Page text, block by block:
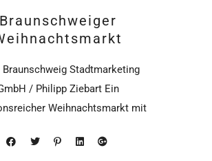
Braunschweiger
Braunschweig Stadtmarketing
/ Philipp Ziebart Ein
Weihnachtsmarkt mit
eine Innenstadt